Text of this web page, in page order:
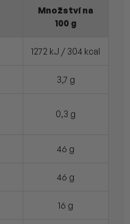
Množství na
100 g
1272 kJ / 304 kcal
3,7 g
0,3 g
46 g
46 g
16 g